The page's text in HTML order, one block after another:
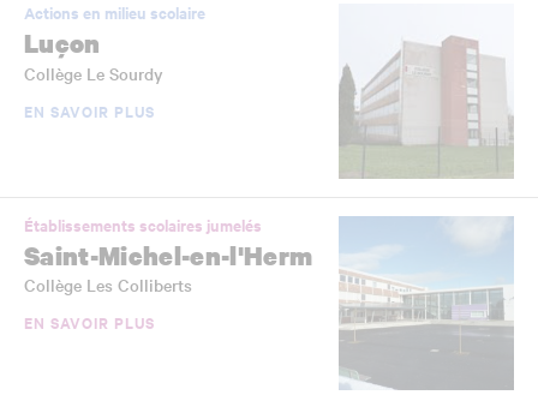
Actions en milieu scolaire
Luçon
Collège Le Sourdy
EN SAVOIR PLUS
Établissements scolaires jumelés
Saint-Michel-en-l'Herm
Collège Les Colliberts
EN SAVOIR PLUS